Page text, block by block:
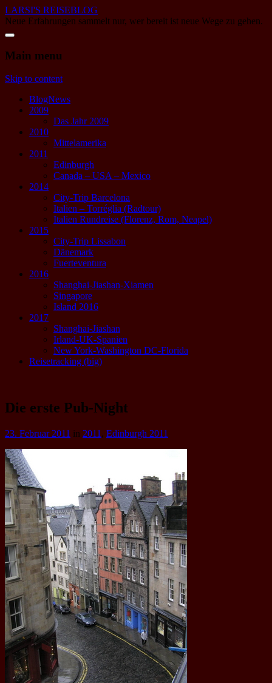
LARSI'S REISEBLOG
Neue Erfahrungen sammelt nur, wer bereit ist neue Wege zu gehen.
Main menu
Skip to content
BlogNews
2009
Das Jahr 2009
2010
Mittelamerika
2011
Edinburgh
Canada – USA – Mexico
2014
City-Trip Barcelona
Italien – Torréglia (Radtour)
Italien Rundreise (Florenz, Rom, Neapel)
2015
City-Trip Lissabon
Dänemark
Fuerteventura
2016
Shanghai-Jiashan-Xiamen
Singapore
Island 2016
2017
Shanghai-Jiashan
Irland-UK-Spanien
New York-Washington DC-Florida
Reisetracking (big)
Die erste Pub-Night
23. Februar 2011 in 2011 , Edinburgh 2011